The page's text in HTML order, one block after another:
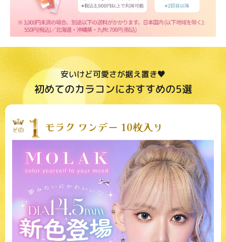
安いけど可愛さが据え置き♥
初めてのカラコンにおすすめの5選
モラク ワンデー 10枚入り